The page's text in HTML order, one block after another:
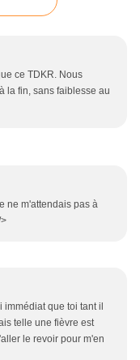
ce TDKR. Nous
la fin, sans faiblesse au
ne m'attendais pas à
immédiat que toi tant il
telle une fièvre est
le revoir pour m'en